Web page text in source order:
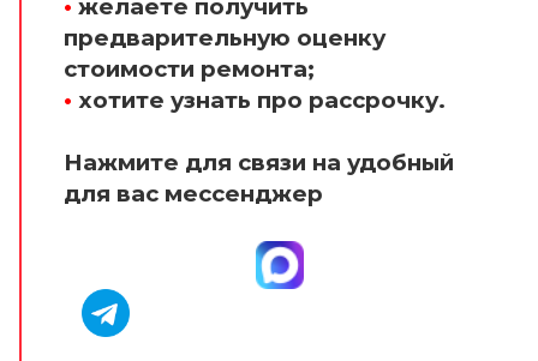
• желаете получить
предварительную оценку
стоимости ремонта;
• хотите узнать про рассрочку.
Нажмите для связи на удобный
для вас мессенджер